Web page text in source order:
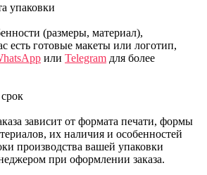
упаковки
(размеры, материал),
есть готовые макеты или логотип,
или Telegram для более
зависит от формата печати, формы
их наличия и особенностей
производства вашей упаковки
при оформлении заказа.